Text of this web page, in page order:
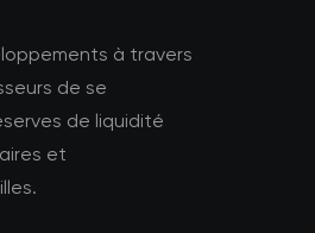
à travers
de se
de liquidité
et